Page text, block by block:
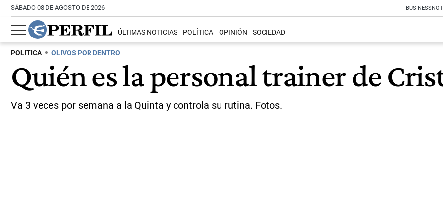
SÁBADO 08 DE AGOSTO DE 2026 BUSINESS
ÚLTIMAS NOTICIAS POLÍTICA OPINIÓN SOCIEDAD
POLITICA OLIVOS POR DENTRO
Quién es la personal trainer de
Va 3 veces por semana a la Quinta y controla su rutina. Fotos.